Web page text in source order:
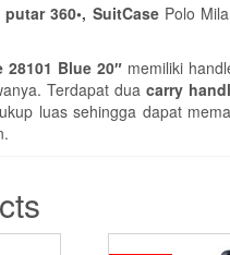
360•, SuitCase Polo
28101 Blue 20″ memiliki
Terdapat dua carry
luas sehingga dapat